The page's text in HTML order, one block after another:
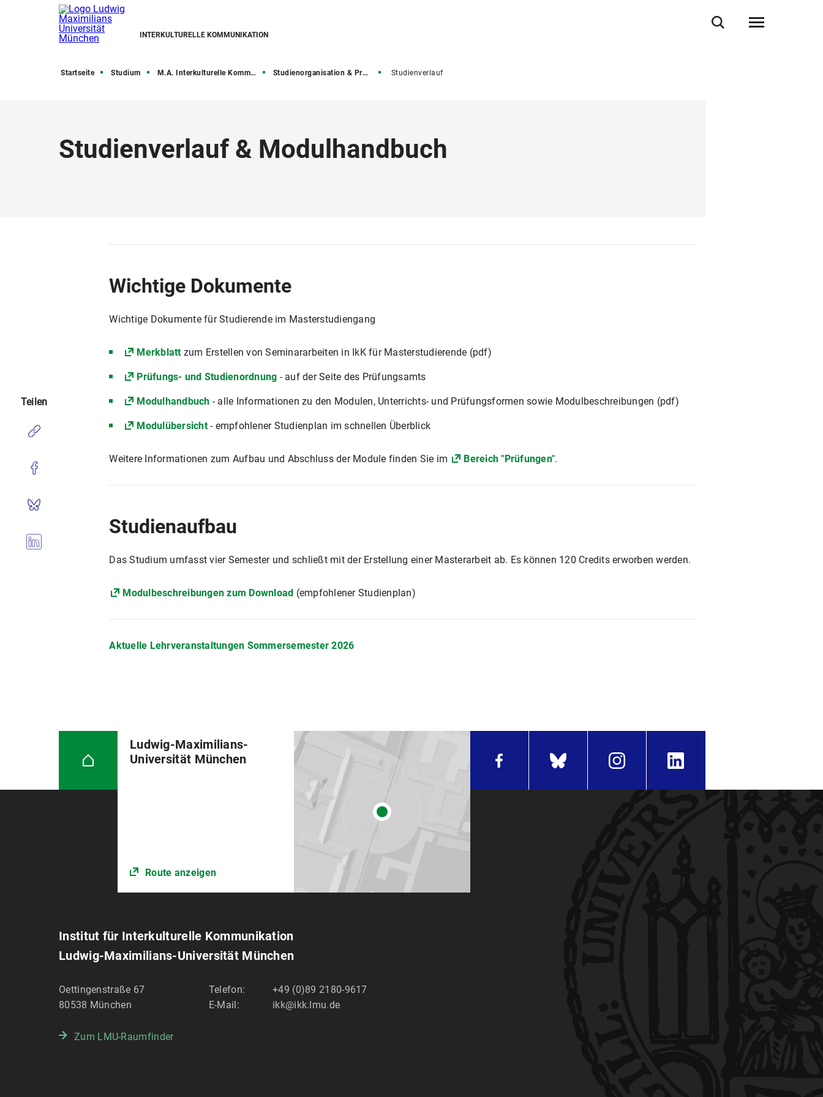
INTERKULTURELLE KOMMUNIKATION
Startseite Studium M.A. Interkulturelle Kommunikation Studienorganisation & Prüfungen Studienverlauf
Studienverlauf & Modulhandbuch
Wichtige Dokumente
Wichtige Dokumente für Studierende im Masterstudiengang
Merkblattzum Erstellen von Seminararbeiten in IkK für Masterstudierende (pdf)
Prüfungs- und Studienordnung - auf der Seite des Prüfungsamts
Modulhandbuch - alle Informationen zu den Modulen, Unterrichts- und Prüfungsformen sowie Modulbeschreibungen (pdf)
Modulübersicht- empfohlener Studienplan im schnellen Überblick
Weitere Informationen zum Aufbau und Abschluss der Module finden Sie im Bereich "Prüfungen".
Studienaufbau
Das Studium umfasst vier Semester und schließt mit der Erstellung einer Masterarbeit ab. Es können 120 Credits erworben werden.
Modulbeschreibungen zum Download (empfohlener Studienplan)
Aktuelle Lehrveranstaltungen Sommersemester 2026
Teilen
Ludwig-Maximilians-
Universität München
Route anzeigen
Institut für Interkulturelle Kommunikation
Ludwig-Maximilians-Universität München
Oettingenstraße 67
80538 München
Telefon:
+49 (0)89 2180-9617
E-Mail:
ikk@ikk.lmu.de
Zum LMU-Raumfinder